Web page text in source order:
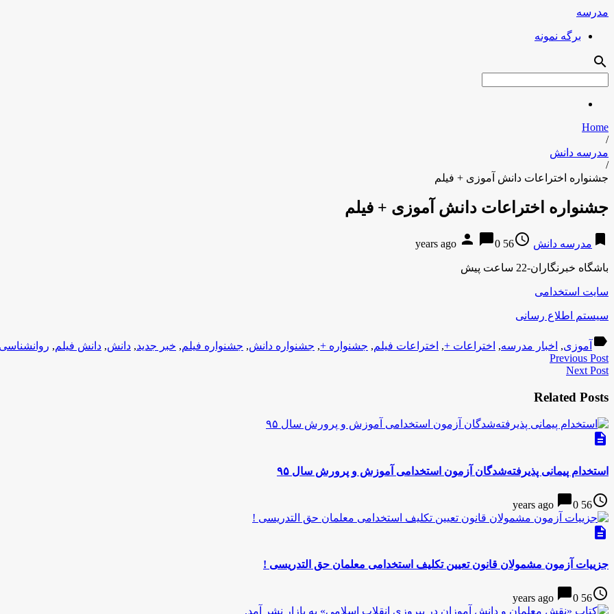
مدرسه
برگه نمونه
search
Home
/
مدرسه دانش
/
جشنواره اختراعات دانش آموزی + فیلم
جشنواره اختراعات دانش آموزی + فیلم
bookmark مدرسه دانش access_time
56 years ago
person chat_bubble0
باشگاه خبرنگاران-22 ساعت پیش
سایت استخدامی
سیستم اطلاع رسانی
label آموزی, اخبار مدرسه, اختراعات +, اختراعات فیلم, جشنواره +, جشنواره دانش, جشنواره فیلم, خبر جدید, دانش, دانش فیلم,
Previous Post
Next Post
Related Posts
description
استخدام پیمانی پذیرفته‌شدگان آزمون استخدامی آموزش و پرورش سال ۹۵
access_time
56 years ago
chat_bubble0
description
جزییات آزمون مشمولان قانون تعیین تکلیف استخدامی معلمان حق التدریسی !
access_time
56 years ago
chat_bubble0